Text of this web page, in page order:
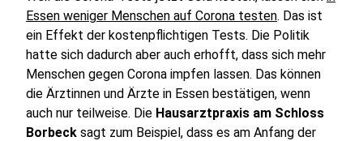
Essen weniger Menschen auf Corona testen. Das ist
ein Effekt der kostenpflichtigen Tests. Die Politik
hatte sich dadurch aber auch erhofft, dass sich mehr
Menschen gegen Corona impfen lassen. Das können
die Ärztinnen und Ärzte in Essen bestätigen, wenn
auch nur teilweise. Die Hausarztpraxis am Schloss
Borbeck sagt zum Beispiel, dass es am Anfang der